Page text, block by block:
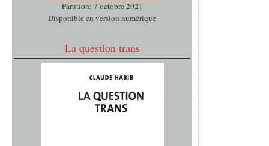
Parution: 7 octobre 2021
Disponible en version numérique
La question trans